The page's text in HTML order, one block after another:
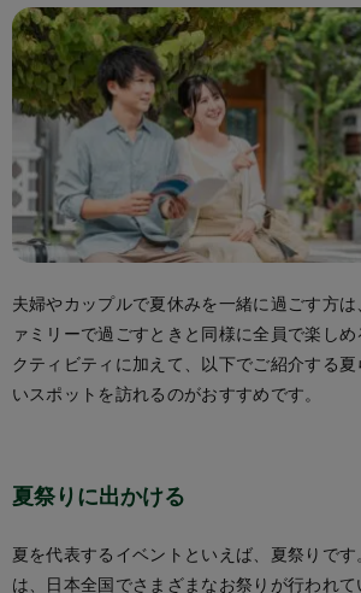
夫婦やカップルで夏休みを一緒に過ごす方は
ァミリーで過ごすときと同様に全員で楽しめ
クティビティに加えて、以下でご紹介する夏
いスポットを訪れるのがおすすめです。
夏祭りに出かける
夏を代表するイベントといえば、夏祭りです
は、日本全国でさまざまなお祭りが行われて